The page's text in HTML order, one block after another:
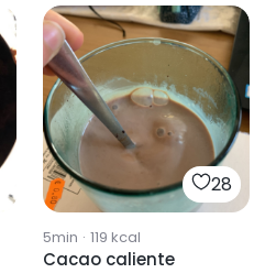
28
5min · 119 kcal
Cacao caliente